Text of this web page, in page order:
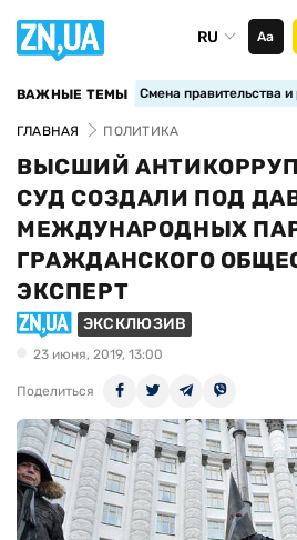
RU Аа
ВАЖНЫЕ ТЕМЫ Смена правительства
ГЛАВНАЯ ПОЛИТИКА
ВЫСШИЙ
СУД СОЗДАЛИ ПОД
МЕЖДУНАРОДНЫХ
ГРАЖДАНСКОГО
ЭКСПЕРТ
ЭКСКЛЮЗИВ
23 июня, 2019, 13:00
Поделиться